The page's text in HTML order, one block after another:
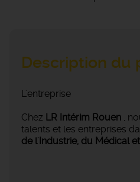
Description du
L'entreprise
Chez LR Intérim Rouen ,
talents et les entreprises
de l'Industrie, du Médical